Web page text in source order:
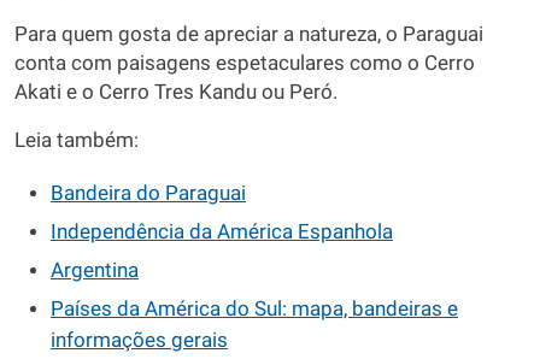
Para quem gosta de apreciar a natureza, o Paraguai
conta com paisagens espetaculares como o Cerro
Akati e o Cerro Tres Kandu ou Peró.
Leia também:
Bandeira do Paraguai
Independência da América Espanhola
Argentina
Países da América do Sul: mapa, bandeiras e
informações gerais